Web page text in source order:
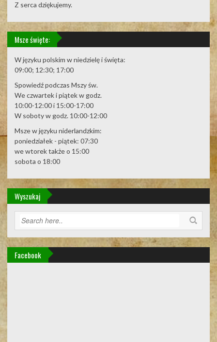
Z serca dziękujemy.
Msze święte:
W języku polskim w niedzielę i święta:
09:00; 12:30; 17:00
Spowiedź podczas Mszy św.
We czwartek i piątek w godz.
10:00-12:00 i 15:00-17:00
W soboty w godz. 10:00-12:00
Msze w języku niderlandzkim:
poniedziałek - piątek: 07:30
we wtorek także o 15:00
sobota o 18:00
Wyszukaj
Facebook